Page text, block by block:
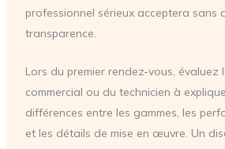
professionnel sérieux acceptera sans
transparence.
Lors du premier rendez-vous, évaluez
commercial ou du technicien à
différences entre les gammes, les
et les détails de mise en œuvre. Un